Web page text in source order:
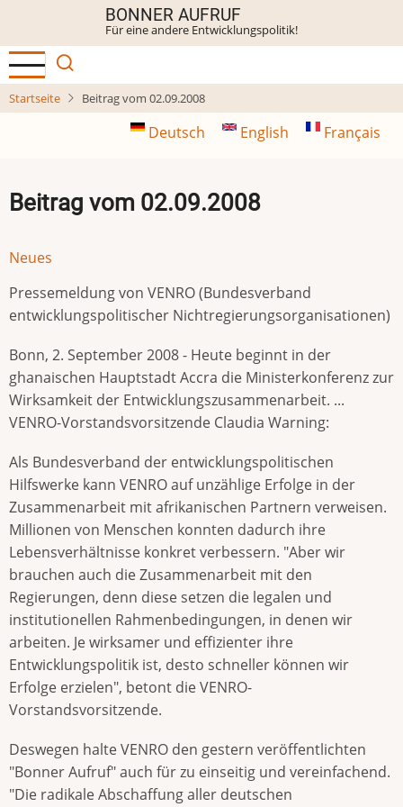
Inhalt
BONNER AUFRUF
Für eine andere Entwicklungspolitik!
Startseite Beitrag vom 02.09.2008
Deutsch English Français
Beitrag vom 02.09.2008
Neues
Pressemeldung von VENRO (Bundesverband
entwicklungspolitischer Nichtregierungsorganisationen)
Bonn, 2. September 2008 - Heute beginnt in der
ghanaischen Hauptstadt Accra die Ministerkonferenz zur
Wirksamkeit der Entwicklungszusammenarbeit. ...
VENRO-Vorstandsvorsitzende Claudia Warning:
Als Bundesverband der entwicklungspolitischen
Hilfswerke kann VENRO auf unzählige Erfolge in der
Zusammenarbeit mit afrikanischen Partnern verweisen.
Millionen von Menschen konnten dadurch ihre
Lebensverhältnisse konkret verbessern. "Aber wir
brauchen auch die Zusammenarbeit mit den
Regierungen, denn diese setzen die legalen und
institutionellen Rahmenbedingungen, in denen wir
arbeiten. Je wirksamer und effizienter ihre
Entwicklungspolitik ist, desto schneller können wir
Erfolge erzielen", betont die VENRO-
Vorstandsvorsitzende.
Deswegen halte VENRO den gestern veröffentlichten
"Bonner Aufruf" auch für zu einseitig und vereinfachend.
"Die radikale Abschaffung aller deutschen